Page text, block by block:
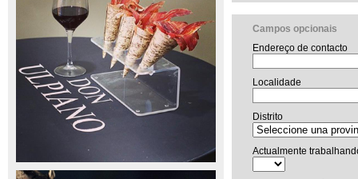
Campos opcionais
Endereço de contacto
Localidade
Distrito
Actualmente